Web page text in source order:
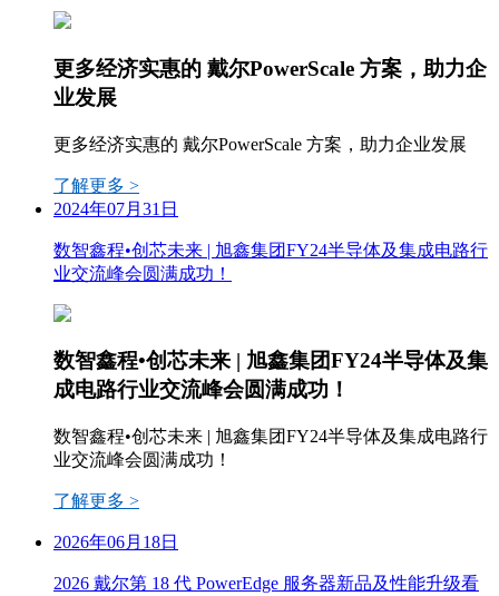
更多经济实惠的 戴尔PowerScale 方案，助力企
业发展
更多经济实惠的 戴尔PowerScale 方案，助力企业发展
了解更多 >
2024年07月31日
数智鑫程•创芯未来 | 旭鑫集团FY24半导体及集成电路行
业交流峰会圆满成功！
数智鑫程•创芯未来 | 旭鑫集团FY24半导体及集
成电路行业交流峰会圆满成功！
数智鑫程•创芯未来 | 旭鑫集团FY24半导体及集成电路行
业交流峰会圆满成功！
了解更多 >
2026年06月18日
2026 戴尔第 18 代 PowerEdge 服务器新品及性能升级看